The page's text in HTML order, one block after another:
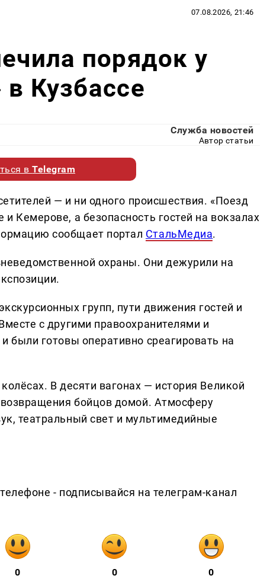
07.08.2026, 21:46
порядок у
Кузбассе
Служба новостей
Автор статьи
вTelegram
— и ни одного происшествия. «Поезд
Кемерове, а безопасность гостей на вокзалах
сообщает портал СтальМедиа.
охраны. Они дежурили на
групп, пути движения гостей и
с другими правоохранителями и
были готовы оперативно среагировать на
В десяти вагонах — история Великой
бойцов домой. Атмосферу
театральный свет и мультимедийные
- подписывайся на телеграм-канал
0 0 0